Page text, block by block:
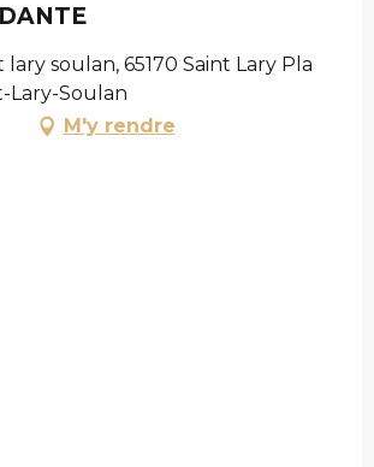
lary soulan, 65170 Saint Lary Pla
Lary-Soulan
M'y rendre